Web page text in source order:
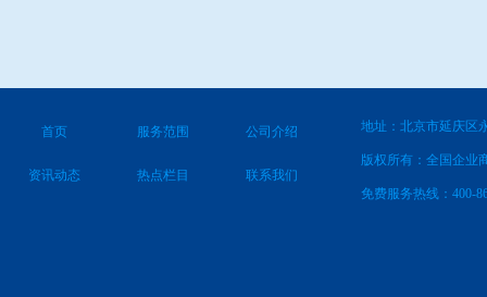
首页 服务范围 公司介绍
资讯动态 热点栏目 联系我们
地址：北京市延庆区
版权所有：全国企业
免费服务热线：